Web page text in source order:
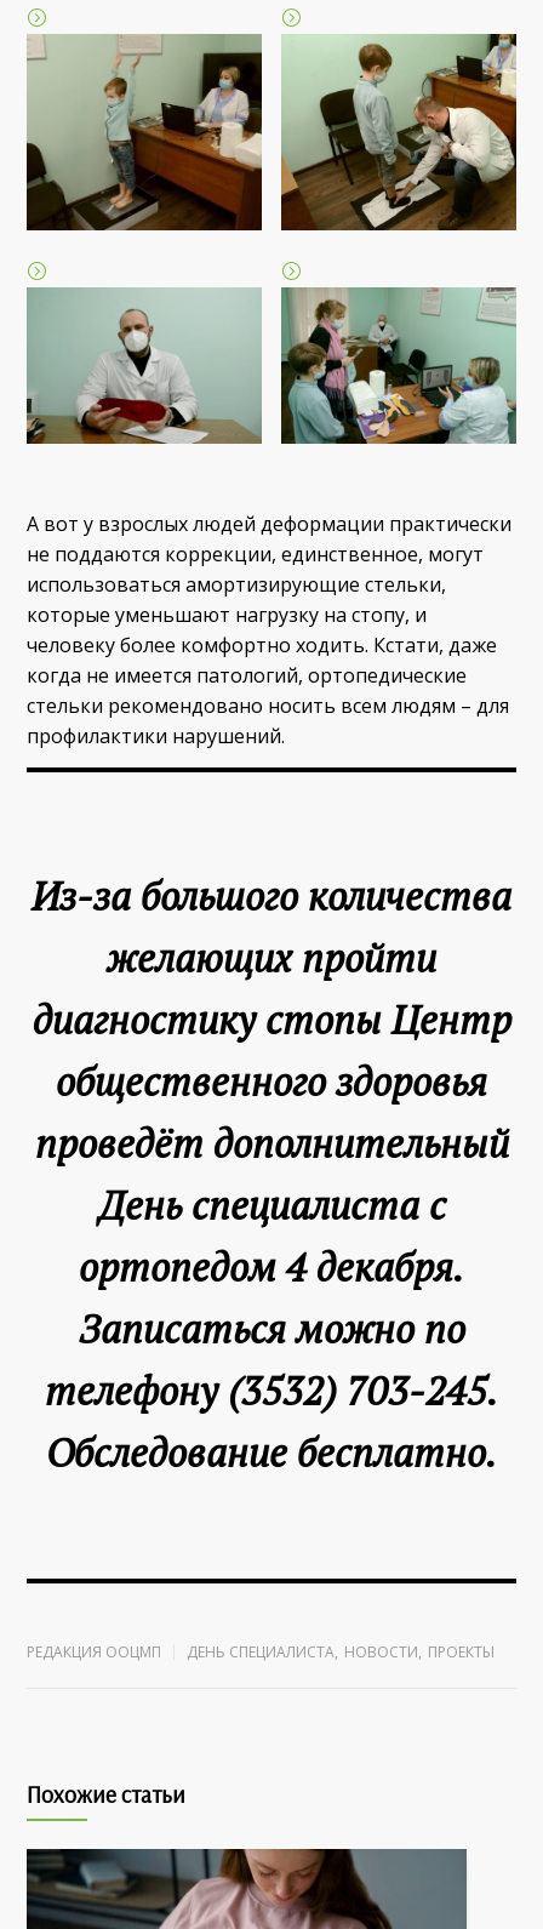
А вот у взрослых людей деформации практически
не поддаются коррекции, единственное, могут
использоваться амортизирующие стельки,
которые уменьшают нагрузку на стопу, и
человеку более комфортно ходить. Кстати, даже
когда не имеется патологий, ортопедические
стельки рекомендовано носить всем людям – для
профилактики нарушений.
Из-за большого количества
желающих пройти
диагностику стопы Центр
общественного здоровья
проведёт дополнительный
День специалиста с
ортопедом 4 декабря.
Записаться можно по
телефону(3532) 703-245.
Обследование бесплатно.
РЕДАКЦИЯ ООЦМП ДЕНЬ СПЕЦИАЛИСТА, НОВОСТИ, ПРОЕКТЫ
Похожие статьи